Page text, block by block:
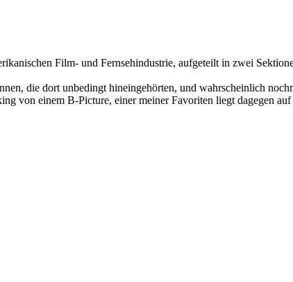
Film- und Fernsehindustrie, aufgeteilt in zwei
die dort unbedingt hineingehörten, und wahrscheinlich
von einem B-Picture, einer meiner Favoriten liegt dagegen